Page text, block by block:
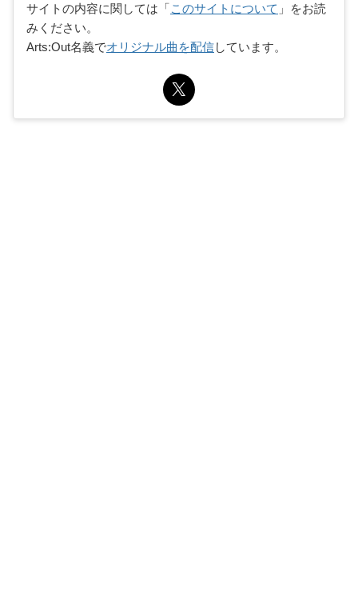
サイトの内容に関しては「このサイトについて 」をお読
みください。
Arts:Out名義でオリジナル曲を配信しています。